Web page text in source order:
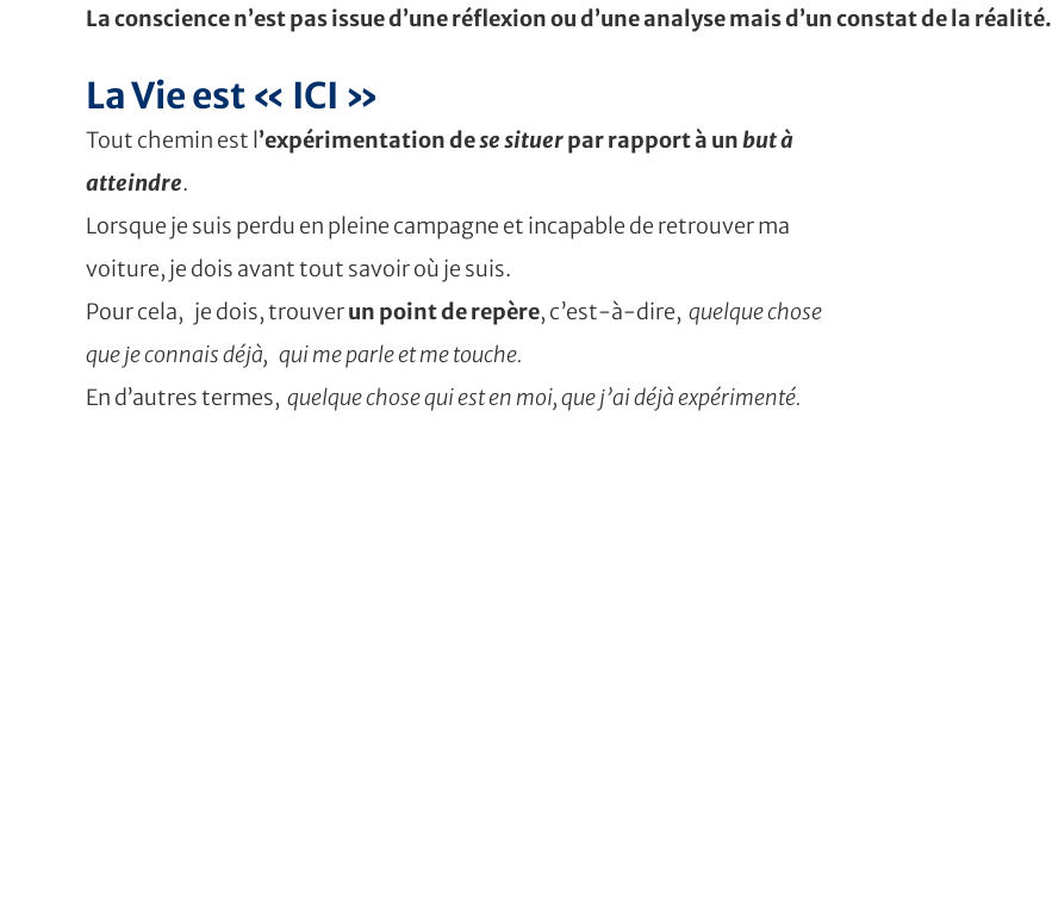
La conscience n’est pas issue d’une réflexion ou d’une analyse mais d’un constat de la réalité.
La Vie est « ICI »
Tout chemin est l’expérimentation dese situerpar rapport à unbut à
atteindre.
Lorsque je suis perdu en pleine campagne et incapable de retrouver ma
voiture, je dois avant tout savoir où je suis.
Pour cela, je dois, trouverun point de repère, c’est-à-dire, quelque chose
que je connais déjà, qui me parle et me touche.
En d’autres termes, quelque chose qui est en moi, que j’ai déjà expérimenté.